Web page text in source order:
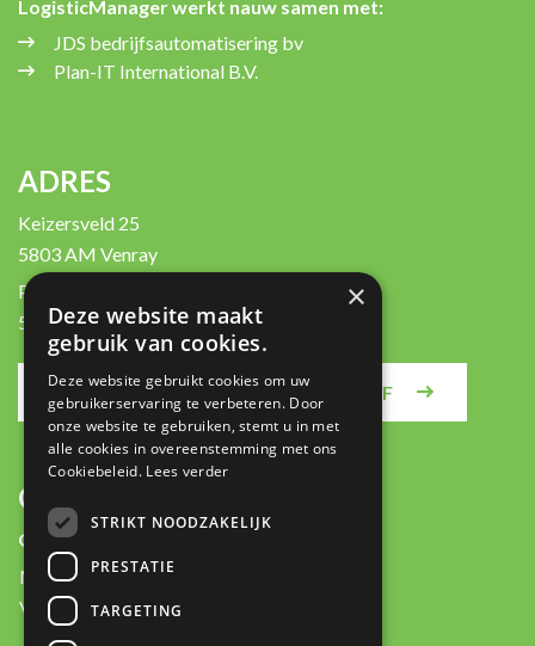
LogisticManager werkt nauw samen met:
JDS bedrijfsautomatisering bv
Plan-IT International B.V.
ADRES
Keizersveld 25
5803 AM Venray
Postbus 450
5800 AL Venray
MELD JE AAN VOOR DE NIEUWSBRIEF
CONTACT
Openingstijden:
Ma-Do:
8:00 - 17:30
Vrij:
8:00 - 16:30
×
Deze website maakt
gebruik van cookies.
Deze website gebruikt cookies om uw
gebruikerservaring te verbeteren. Door
onze website te gebruiken, stemt u in met
alle cookies in overeenstemming met ons
Cookiebeleid. Lees verder
STRIKT NOODZAKELIJK
PRESTATIE
TARGETING